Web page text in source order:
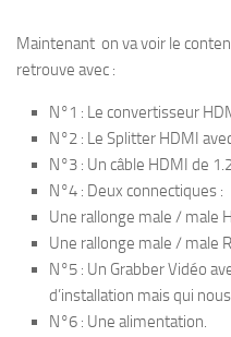
Maintenant on va voir le
retrouve avec :
N°1 : Le convertisseur
N°2 : Le Splitter HDMI
N°3 : Un câble HDMI de
N°4 : Deux connectiques :
Une rallonge male / male
Une rallonge male / male
N°5 : Un Grabber Vidéo
d’installation mais qui
N°6 : Une alimentation.